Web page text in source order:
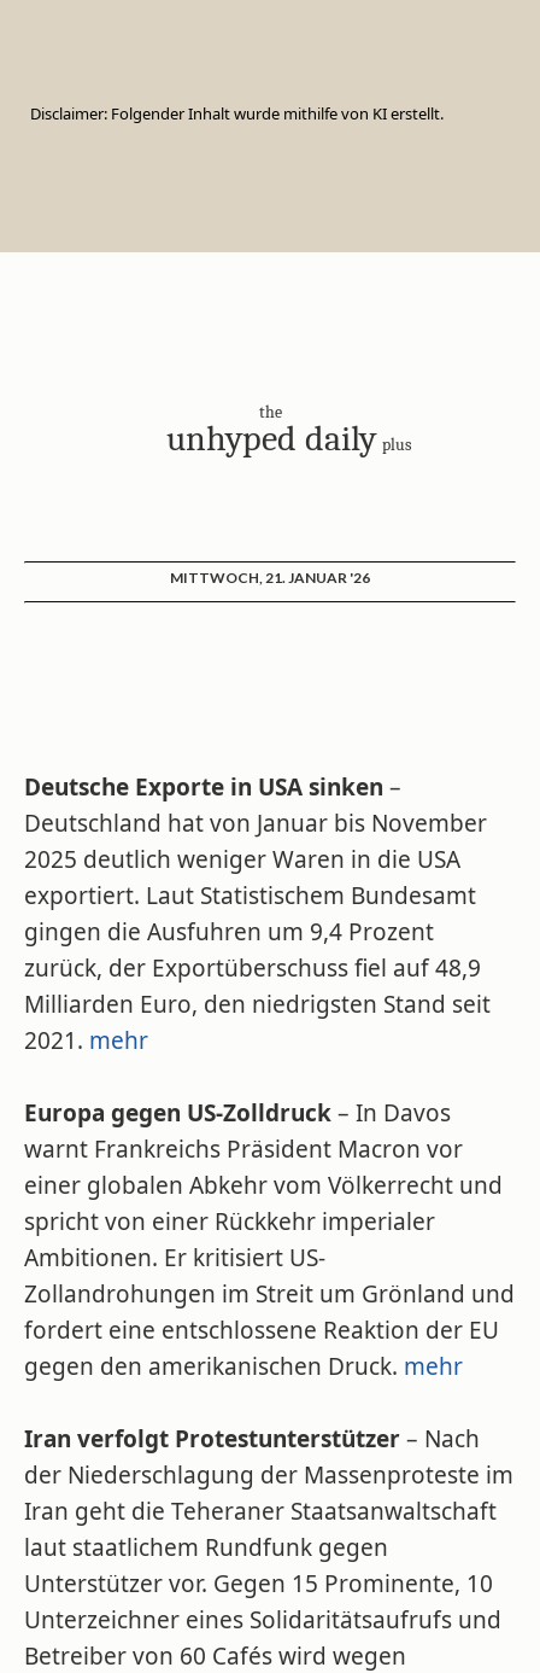
Disclaimer: Folgender Inhalt wurde mithilfe von KI erstellt.
the
unhyped daily plus
MITTWOCH, 21. JANUAR '26
Deutsche Exporte in USA sinken –
Deutschland hat von Januar bis November
2025 deutlich weniger Waren in die USA
exportiert. Laut Statistischem Bundesamt
gingen die Ausfuhren um 9,4 Prozent
zurück, der Exportüberschuss fiel auf 48,9
Milliarden Euro, den niedrigsten Stand seit
2021. mehr
Europa gegen US-Zolldruck– In Davos
warnt Frankreichs Präsident Macron vor
einer globalen Abkehr vom Völkerrecht und
spricht von einer Rückkehr imperialer
Ambitionen. Er kritisiert US-
Zollandrohungen im Streit um Grönland und
fordert eine entschlossene Reaktion der EU
gegen den amerikanischen Druck. mehr
Iran verfolgt Protestunterstützer– Nach
der Niederschlagung der Massenproteste im
Iran geht die Teheraner Staatsanwaltschaft
laut staatlichem Rundfunk gegen
Unterstützer vor. Gegen 15 Prominente, 10
Unterzeichner eines Solidaritätsaufrufs und
Betreiber von 60 Cafés wird wegen